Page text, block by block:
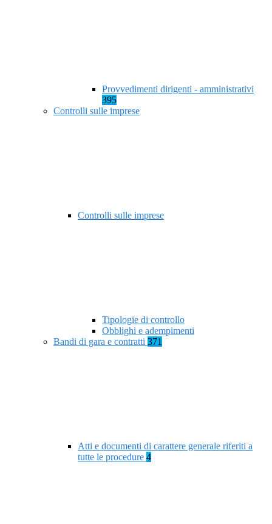
Provvedimenti dirigenti - amministrativi
395
Controlli sulle imprese
Controlli sulle imprese
Tipologie di controllo
Obblighi e adempimenti
Bandi di gara e contratti 371
Atti e documenti di carattere generale riferiti a
tutte le procedure 4